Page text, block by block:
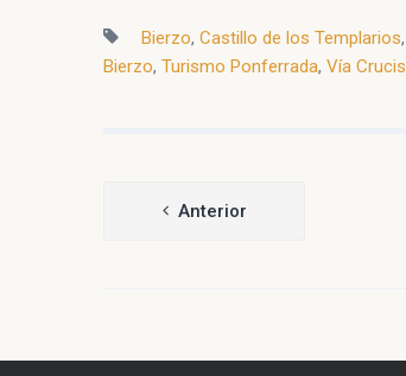
Bierzo, Castillo de los Templarios,
Bierzo, Turismo Ponferrada, Vía Crucis
Navegación
Anterior